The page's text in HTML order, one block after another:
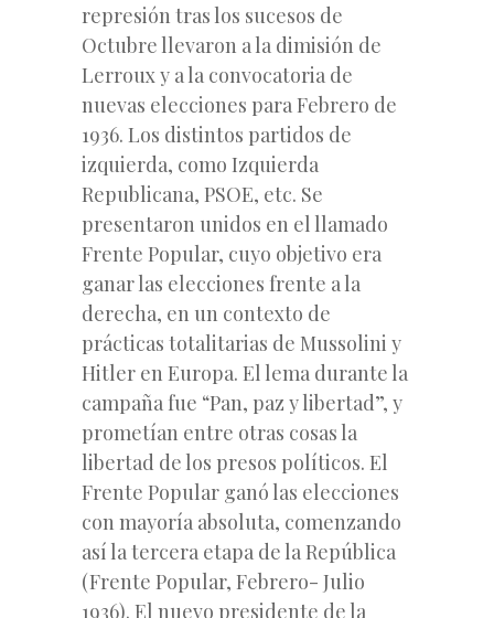
represión tras los sucesos de
Octubre llevaron a la dimisión de
Lerroux y a la convocatoria de
nuevas elecciones para Febrero de
1936. Los distintos partidos de
izquierda, como Izquierda
Republicana, PSOE, etc. Se
presentaron unidos en el llamado
Frente Popular, cuyo objetivo era
ganar las elecciones frente a la
derecha, en un contexto de
prácticas totalitarias de Mussolini y
Hitler en Europa. El lema durante la
campaña fue “Pan, paz y libertad”, y
prometían entre otras cosas la
libertad de los presos políticos. El
Frente Popular ganó las elecciones
con mayoría absoluta, comenzando
así la tercera etapa de la República
(Frente Popular, Febrero- Julio
1936). El nuevo presidente de la